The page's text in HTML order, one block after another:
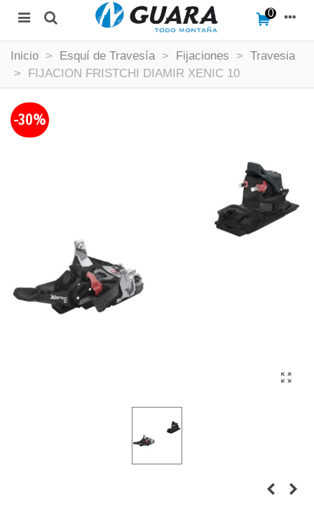
0
Inicio > Esquí de Travesía > Fijaciones > Travesia
>
FIJACION FRISTCHI DIAMIR XENIC 10
-30%